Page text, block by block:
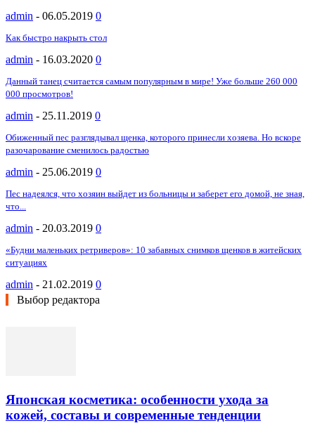
admin - 06.05.2019 0
Как быстро накрыть стол
admin - 16.03.2020 0
Данный танец считается самым популярным в мире! Уже больше 260 000
000 просмотров!
admin - 25.11.2019 0
Обиженный пес разглядывал щенка, которого принесли хозяева. Но вскоре
разочарование сменилось радостью
admin - 25.06.2019 0
Пес надеялся, что хозяин выйдет из больницы и заберет его домой, не зная,
что...
admin - 20.03.2019 0
«Будни маленьких ретриверов»: 10 забавных снимков щенков в житейских
ситуациях
admin - 21.02.2019 0
Выбор редактора
Японская косметика: особенности ухода за
кожей, составы и современные тенденции